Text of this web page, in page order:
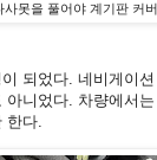
사못을 풀어야 계기판 커
되었다. 네비게이
니었다. 차량에서
한다.